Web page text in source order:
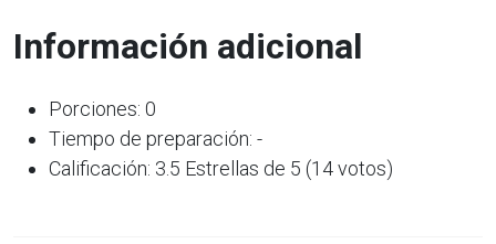
Información adicional
Porciones: 0
Tiempo de preparación: -
Calificación: 3.5 Estrellas de 5 (14 votos)